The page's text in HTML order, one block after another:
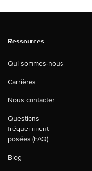
Ressources
Qui sommes-nous
Carrières
Nous contacter
Questions
fréquemment
posées (FAQ)
Blog